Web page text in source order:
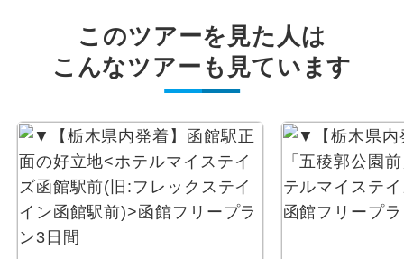
このツアーを見た人は
こんなツアーも見ています